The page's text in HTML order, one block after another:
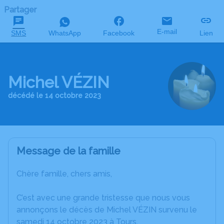
Partager
SMS WhatsApp Facebook E-mail Lien
Michel VÉZIN
décédé le 14 octobre 2023
Message de la famille
Chère famille, chers amis,
C’est avec une grande tristesse que nous vous
annonçons le décès de Michel VÉZIN survenu le
samedi 14 octobre 2023 à Tours.